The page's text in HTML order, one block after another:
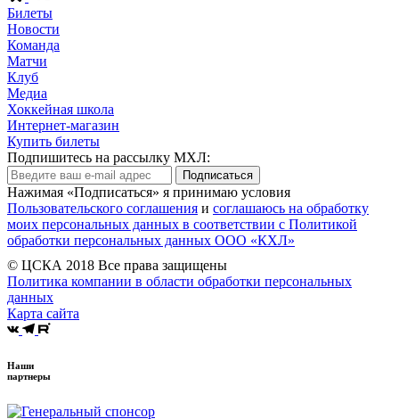
Билеты
Новости
Команда
Матчи
Клуб
Медиа
Хоккейная школа
Интернет-магазин
Купить билеты
Подпишитесь на рассылку МХЛ:
Подписаться
Нажимая «Подписаться» я принимаю условия
Пользовательского соглашения и соглашаюсь на обработку
моих персональных данных в соответствии с Политикой
обработки персональных данных ООО «КХЛ»
© ЦСКА 2018 Все права защищены
Политика компании в области обработки персональных
данных
Карта сайта
Наши
партнеры